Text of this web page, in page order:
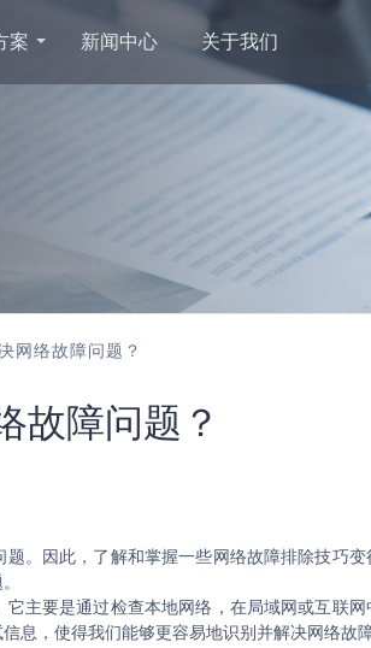
案 新闻中心 关于我们
网络故障问题？
故障问题？
。因此，了解和掌握一些网络故障排除技巧
主要是通过检查本地网络，在局域网或互联
息，使得我们能够更容易地识别并解决网络故障